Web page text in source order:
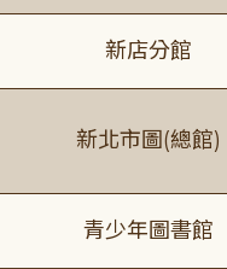
新店分館
新北市圖(總館)
青少年圖書館